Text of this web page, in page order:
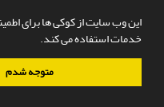
این وب سایت از کوکی ها برای
خدمات استفاده می کند.
متوجه شدم
سامانه مدیریت نشریات علمی.